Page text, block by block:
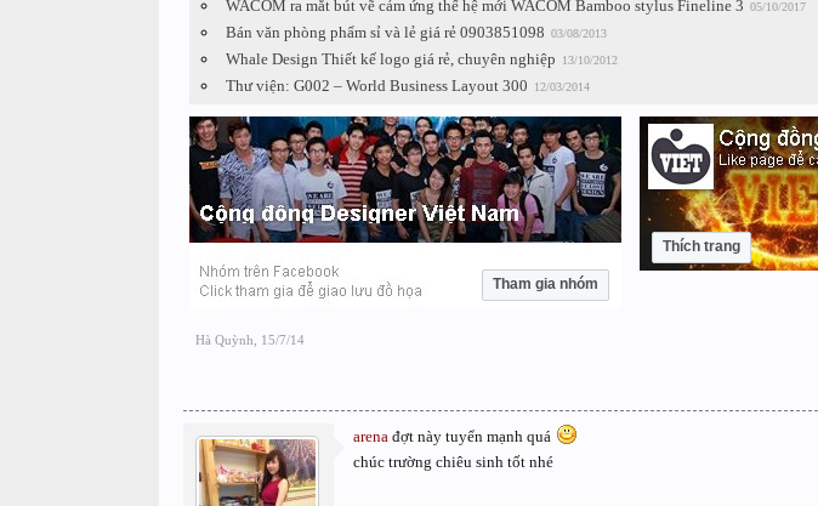
WACOM ra mắt bút vẽ cảm ứng thế hệ mới WACOM Bamboo stylus Fineline 3 05/10/2017
Bán văn phòng phẩm sỉ và lẻ giá rẻ 0903851098 03/08/2013
Whale Design Thiết kế logo giá rẻ, chuyên nghiệp 13/10/2012
Thư viện: G002 – World Business Layout 300 12/03/2014
Tham gia nhóm
Thích trang
Hà Quỳnh 15/7/14
arena đợt này tuyển mạnh quá
chúc trường chiêu sinh tốt nhé